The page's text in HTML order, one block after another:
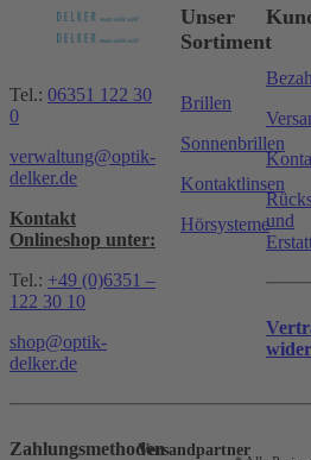
Tel.: 06351 122 30
0
verwaltung@optik-
delker.de
Kontakt
Onlineshop unter:
Tel.: +49 (0)6351 –
122 30 10
shop@optik-
delker.de
Unser
Sortiment
Brillen
Sonnenbrillen
Kontaktlinsen
Hörsystemeund
ZahlungsmethodenVersandpartner